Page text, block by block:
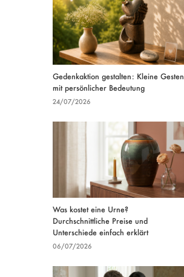
Gedenkaktion gestalten: Kleine Gesten
mit persönlicher Bedeutung
24/07/2026
Was kostet eine Urne?
Durchschnittliche Preise und
Unterschiede einfach erklärt
06/07/2026